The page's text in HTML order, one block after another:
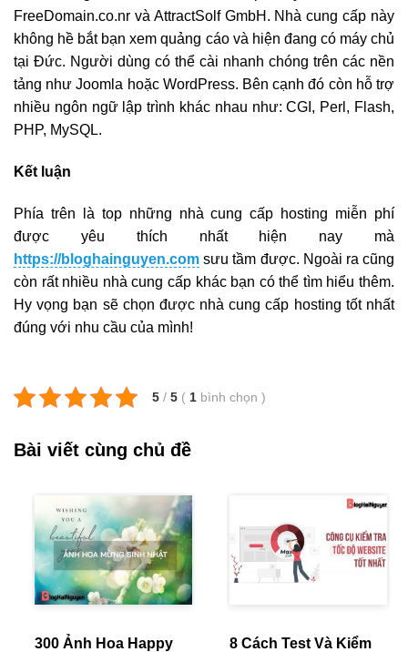
FreeDomain.co.nr và AttractSolf GmbH. Nhà cung cấp này
không hề bắt bạn xem quảng cáo và hiện đang có máy chủ
tại Đức. Người dùng có thể cài nhanh chóng trên các nền
tảng như Joomla hoặc WordPress. Bên cạnh đó còn hỗ trợ
nhiều ngôn ngữ lập trình khác nhau như: CGI, Perl, Flash,
PHP, MySQL.
Kết luận
Phía trên là top những nhà cung cấp hosting miễn phí
được yêu thích nhất hiện nay mà
https://bloghainguyen.com sưu tầm được. Ngoài ra cũng
còn rất nhiều nhà cung cấp khác bạn có thể tìm hiểu thêm.
Hy vọng bạn sẽ chọn được nhà cung cấp hosting tốt nhất
đúng với nhu cầu của mình!
5 / 5 ( 1 bình chọn )
Bài viết cùng chủ đề
300 Ảnh Hoa Happy
8 Cách Test Và Kiểm